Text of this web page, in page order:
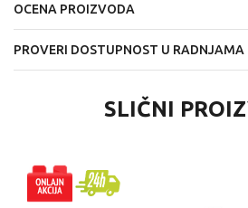
OCENA PROIZVODA
PROVERI DOSTUPNOST U RADNJAMA
SLIČNI